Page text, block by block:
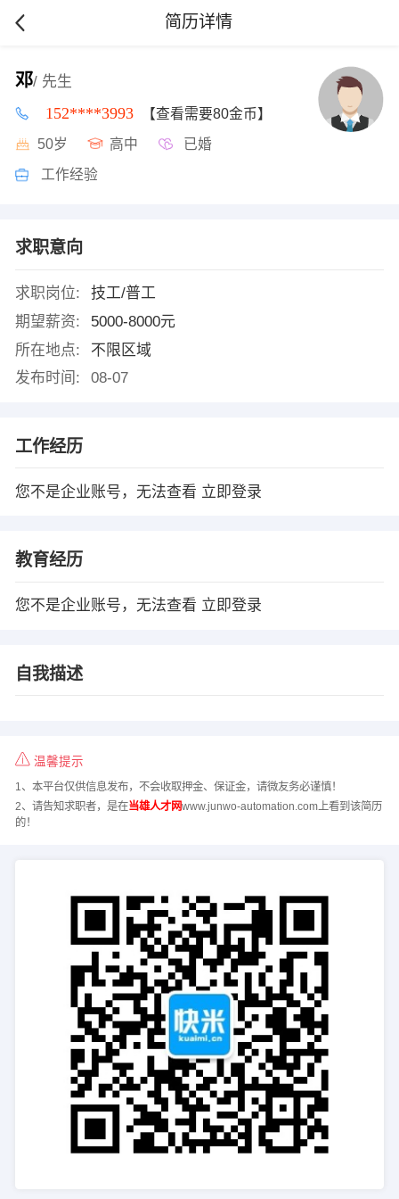
简历详情
邓/ 先生
152****3993 【查看需要80金币】
50岁 高中 已婚
工作经验
求职意向
求职岗位:
技工/普工
期望薪资:
5000-8000元
所在地点:
不限区域
发布时间:
08-07
工作经历
您不是企业账号，无法查看 立即登录
教育经历
您不是企业账号，无法查看 立即登录
自我描述
温馨提示
1、本平台仅供信息发布，不会收取押金、保证金，请微友务必谨慎！
2、请告知求职者，是在当雄人才网www.junwo-automation.com上看到该简历
的！